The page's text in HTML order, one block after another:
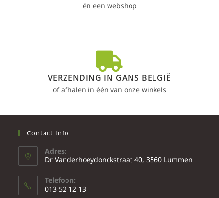
én een webshop
VERZENDING IN GANS BELGIË
of afhalen in één van onze winkels
Contact Info
Adres:
Dr Vanderhoeydonckstraat 40, 3560 Lummen
Telefoon:
013 52 12 13